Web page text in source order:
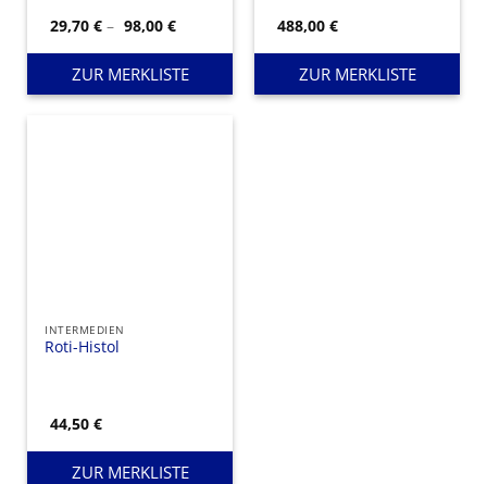
29,70€ – 98,00€Preisspanne:
29,70 €
bis
98,00 €
ZUR MERKLISTE
488,00€
ZUR MERKLISTE
INTERMEDIEN
Roti-Histol
44,50€
ZUR MERKLISTE